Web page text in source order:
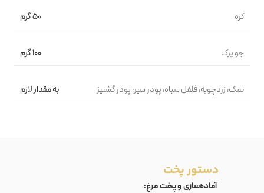
کره ۵۰ گرم
جو پرک ۱۰۰ گرم
نمک، زردچوبه، فلفل سیاه، پودر سیر، پودر گشنیز به مقدار لازم
دستور پخت
آماده‌سازی و پخت مرغ: